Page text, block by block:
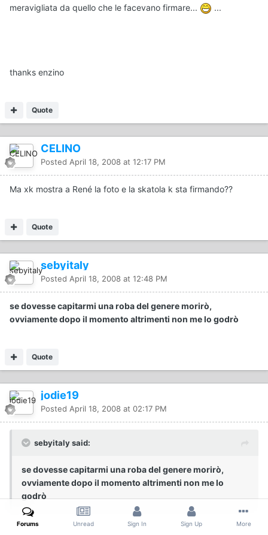
meravigliata da quello che le facevano firmare...
...
thanks enzino
Quote
CELINO
Posted April 18, 2008 at 12:17 PM
Ma xk mostra a René la foto e la skatola k sta firmando??
Quote
sebyitaly
Posted April 18, 2008 at 12:48 PM
se dovesse capitarmi una roba del genere morirò,
ovviamente dopo il momento altrimenti non me lo godrò
Quote
jodie19
Posted April 18, 2008 at 02:17 PM
sebyitaly said:
se dovesse capitarmi una roba del genere morirò,
ovviamente dopo il momento altrimenti non me lo
godrò
Forums Unread Sign In Sign Up More